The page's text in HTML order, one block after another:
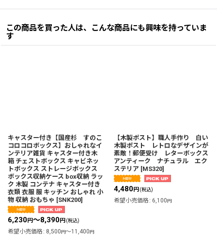
この商品を買った人は、こんな商品にも興味を持っていま
す
キャスター付き【国産杉 すのこ
コロコロボックス】おしゃれなイ
ンテリア雑貨 キャスター付き木
箱 チェストボックス キャビネッ
トボックス ストレージボックス
ボックス収納ケース box収納 ラッ
ク 木製 コンテナ キャスター付き
衣類 衣服 服 キッチン おしゃれ 小
物 収納 おもちゃ [SNK200]
6,230円～8,390円 (税込)
希望小売価格 : 8,500円～11,400円
【木製ポスト】職人手作り 白い
木製ポスト レトロなデザインが
素敵！郵便受け レターボックス
アンティーク ナチュラル エク
ステリア [MS320]
4,480円 (税込)
希望小売価格 : 6,100円